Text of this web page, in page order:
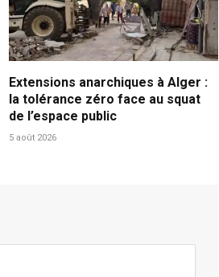
Extensions anarchiques à Alger :
la tolérance zéro face au squat
de l’espace public
5 août 2026